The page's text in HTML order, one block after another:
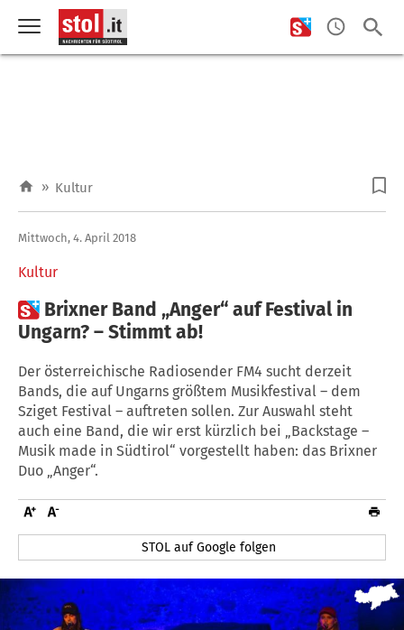
» Kultur
Kultur
Mittwoch, 4. April 2018
 Brixner Band „Anger“ auf Festival in
Ungarn? – Stimmt ab!
Der österreichische Radiosender FM4 sucht derzeit
Bands, die auf Ungarns größtem Musikfestival – dem
Sziget Festival – auftreten sollen. Zur Auswahl steht
auch eine Band, die wir erst kürzlich bei „Backstage –
Musik made in Südtirol“ vorgestellt haben: das Brixner
Duo „Anger“.
STOL auf Google folgen